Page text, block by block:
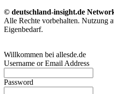
© deutschland-insight.de
Alle Rechte vorbehalten. Nutzung
Eigenbedarf.
Willkommen bei allesde.de
Username or Email Address
Password